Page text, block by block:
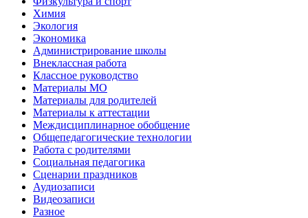
Химия
Экология
Экономика
Администрирование школы
Внеклассная работа
Классное руководство
Материалы МО
Материалы для родителей
Материалы к аттестации
Междисциплинарное обобщение
Общепедагогические технологии
Работа с родителями
Социальная педагогика
Сценарии праздников
Аудиозаписи
Видеозаписи
Разное